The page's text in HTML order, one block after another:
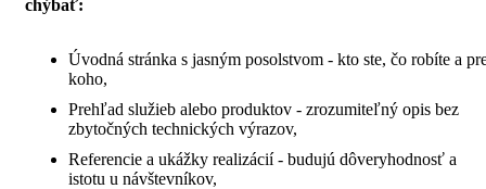
chýbať:
Úvodná stránka s jasným posolstvom - kto ste, čo robíte a
koho,
Prehľad služieb alebo produktov - zrozumiteľný opis bez
zbytočných technických výrazov,
Referencie a ukážky realizácií - budujú dôveryhodnosť a
istotu u návštevníkov,